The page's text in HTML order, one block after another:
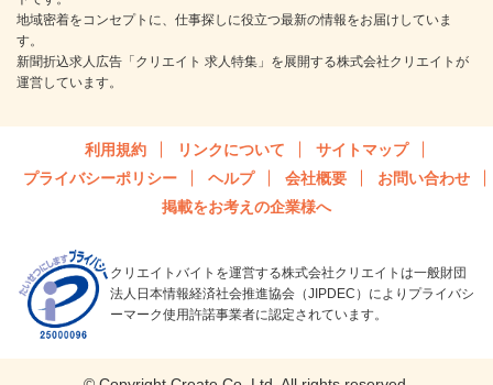
地域密着をコンセプトに、仕事探しに役立つ最新の情報をお届けしていま
す。
新聞折込求人広告「クリエイト 求人特集」を展開する株式会社クリエイトが
運営しています。
利用規約 リンクについて
サイトマップ
プライバシーポリシー
ヘルプ 会社概要
お問い合わせ
掲載をお考えの企業様へ
クリエイトバイトを運営する株式会社クリエイトは一般財団
法人日本情報経済社会推進協会（JIPDEC）によりプライバシ
ーマーク使用許諾事業者に認定されています。